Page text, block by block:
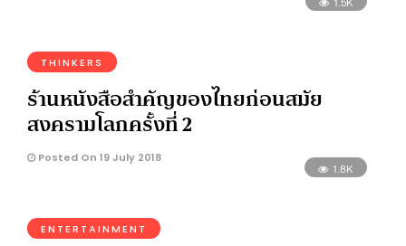
THINKERS
ร้านหนังสือสำคัญของไทยก่อนสมัย
สงครามโลกครั้งที่ 2
Posted On 19 July 2018
1.8K
ENTERTAINMENT